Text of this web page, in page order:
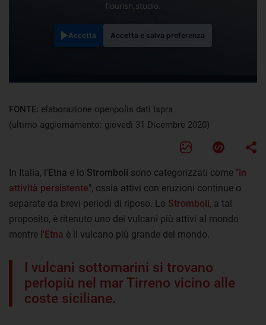
flourish.studio.
Accetta Accetta e salva preferenza
FONTE: elaborazione openpolis dati Ispra
(ultimo aggiornamento: giovedì 31 Dicembre 2020)
In Italia, l'Etna e lo Stromboli sono categorizzati come "in
attività persistente", ossia attivi con eruzioni continue o
separate da brevi periodi di riposo. Lo Stromboli, a tal
proposito, è ritenuto uno dei vulcani più attivi al mondo
mentre l'Etna è il vulcano più grande del mondo.
I vulcani sottomarini si trovano
perlopiù nel mar Tirreno vicino alle
coste siciliane.